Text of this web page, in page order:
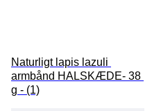
Naturligt lapis lazuli
armbånd HALSKÆDE- 38
g - (1)